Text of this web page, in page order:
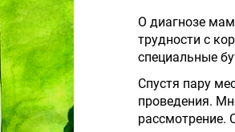
О диагнозе
трудности с
специальные
Спустя пару
проведения.
рассмотрение.